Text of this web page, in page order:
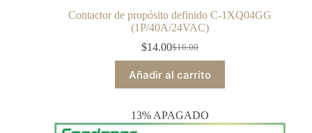
Contactor de propósito definido C-1XQ04GG
(1P/40A/24VAC)
$16.00
$14.00
Añadir al carrito
13% APAGADO